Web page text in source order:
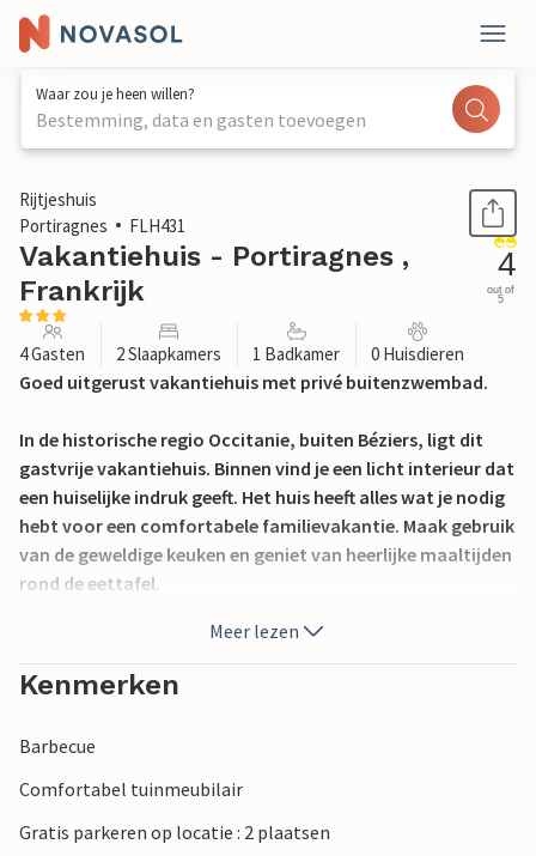
Waar zou je heen willen?
Bestemming, data en gasten toevoegen
1 / 20
Rijtjeshuis
Portiragnes
FLH431
Vakantiehuis - Portiragnes ,
Frankrijk
4
out of
5
4 Gasten 2 Slaapkamers 1 Badkamer 0 Huisdieren
Goed uitgerust vakantiehuis met privé buitenzwembad.
In de historische regio Occitanie, buiten Béziers, ligt dit
gastvrije vakantiehuis. Binnen vind je een licht interieur dat
een huiselijke indruk geeft. Het huis heeft alles wat je nodig
hebt voor een comfortabele familievakantie. Maak gebruik
van de geweldige keuken en geniet van heerlijke maaltijden
rond de eettafel.
Breng ontspannende uren door op het ruime terras met
verschillende zitjes en neem af en toe een duik in je
zwembad. Sluit de dag af in de stijlvolle loungemeubels.
Een paar minuten rijden brengt je naar de prachtige
badstranden van Portiragne, die je verleiden met fijn zand
en de omgeving op je eigen tempo verkennen.
Meer lezen
Kenmerken
Barbecue
Comfortabel tuinmeubilair
Gratis parkeren op locatie : 2 plaatsen